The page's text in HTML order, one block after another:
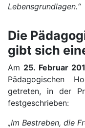
Lebensgrundlagen.“
Die
gibt sich
Am 25. Februar
Pädagogischen
getreten, in der
festgeschrieben:
„Im Bestreben, die